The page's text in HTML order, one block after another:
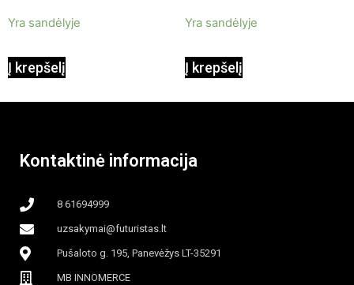
beašmenis, LED
Yra sandėlyje
Į krepšelį
Yra sandėlyje
Į krepšelį
Kontaktinė informacija
8 61694999
uzsakymai@futuristas.lt
Pušaloto g. 195, Panevėžys LT-35291
MB INNOMERCE